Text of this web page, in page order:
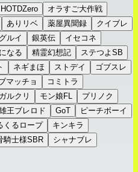
HOTDZero
オラすご大作戦
ありリベ 薬屋異聞録
クイブレ
ルイ 銀英伝
イセコネ
なる 精霊幻想記
ステつよSB
ネギまほ ストデイ
ゴブスレ
マッチョ
コミトラ
ガルクリ モン娘FL
プリノク
王ブレロド GoT
ピーチボーイ
くるロープ
キンキラ
騎士様SBR
シャナブレ